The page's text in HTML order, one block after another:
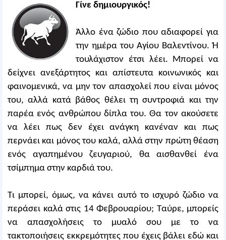
Γίνε δημιουργικός!
Άλλο ένα ζώδιο που αδιαφορεί για
την ημέρα του Αγίου Βαλεντίνου. Ή
τουλάχιστον έτσι λέει. Μπορεί να
δείχνει ανεξάρτητος και απίστευτα κοινωνικός και
φαινομενικά, να μην τον απασχολεί που είναι μόνος
του, αλλά κατά βάθος θέλει τη συντροφιά και την
παρέα ενός ανθρώπου δίπλα του. Θα τον ακούσετε
να λέει πως δεν έχει ανάγκη κανέναν και πως
περνάει και μόνος του καλά, αλλά στην πρώτη θέαση
ενός αγαπημένου ζευγαριού, θα αισθανθεί ένα
τσίμπημα στην καρδιά του.
Τι μπορεί, όμως, να κάνει αυτό το ισχυρό ζώδιο να
περάσει καλά στις 14 Φεβρουαρίου; Ταύρε, μπορείς
να απασχολήσεις το μυαλό σου με το να
τακτοποιήσεις εκκρεμότητες που έχεις βάλει εδώ και